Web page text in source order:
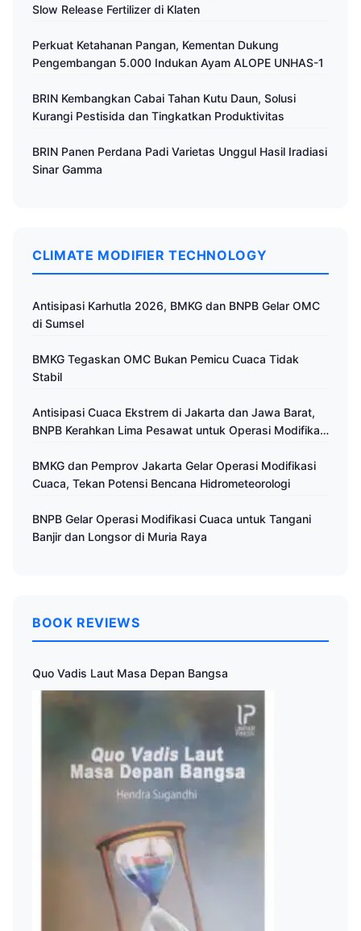
Slow Release Fertilizer di Klaten
Perkuat Ketahanan Pangan, Kementan Dukung
Pengembangan 5.000 Indukan Ayam ALOPE UNHAS-1
BRIN Kembangkan Cabai Tahan Kutu Daun, Solusi
Kurangi Pestisida dan Tingkatkan Produktivitas
BRIN Panen Perdana Padi Varietas Unggul Hasil Iradiasi
Sinar Gamma
CLIMATE MODIFIER TECHNOLOGY
Antisipasi Karhutla 2026, BMKG dan BNPB Gelar OMC
di Sumsel
BMKG Tegaskan OMC Bukan Pemicu Cuaca Tidak
Stabil
Antisipasi Cuaca Ekstrem di Jakarta dan Jawa Barat,
BNPB Kerahkan Lima Pesawat untuk Operasi Modifikasi
BMKG dan Pemprov Jakarta Gelar Operasi Modifikasi
Cuaca, Tekan Potensi Bencana Hidrometeorologi
BNPB Gelar Operasi Modifikasi Cuaca untuk Tangani
Banjir dan Longsor di Muria Raya
BOOK REVIEWS
Quo Vadis Laut Masa Depan Bangsa